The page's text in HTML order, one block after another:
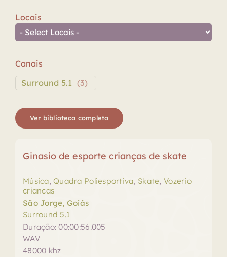
Locais
Canais
Surround 5.1 (3)
Ver biblioteca completa
Ginasio de esporte crianças de skate
Música,Quadra Poliesportiva, Skate, Vozerio
criancas
São Jorge, Goiás
Surround 5.1
Duração: 00:00:56.005
WAV
48000 khz